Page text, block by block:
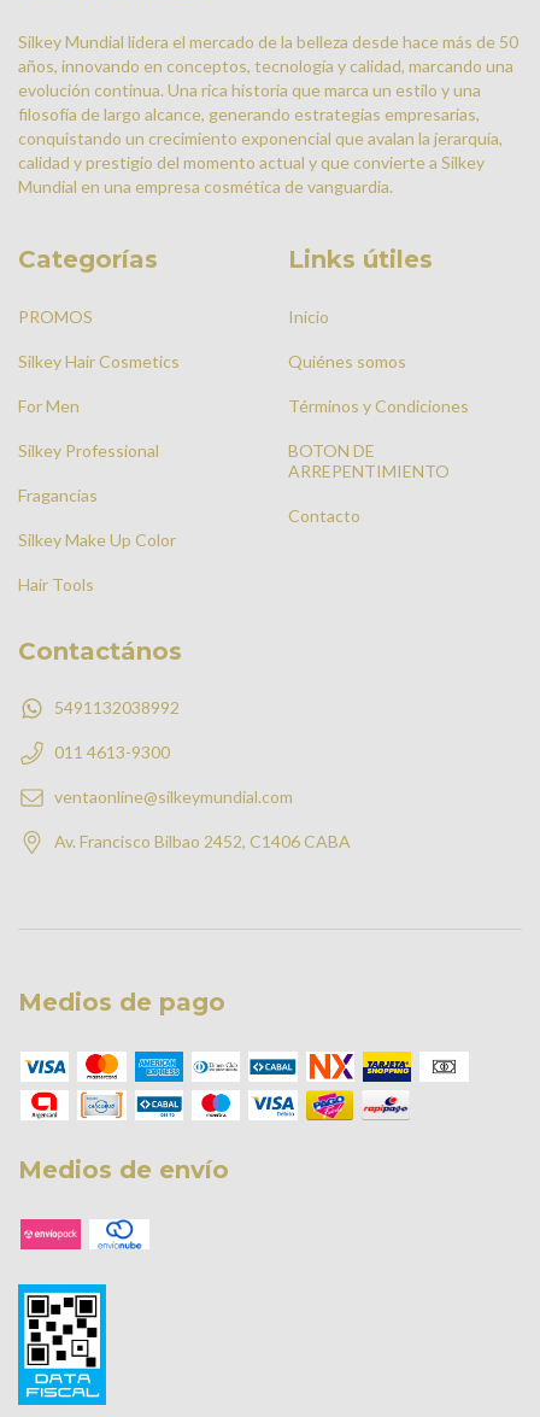
Silkey Mundial lidera el mercado de la belleza desde hace más de 50
años, innovando en conceptos, tecnología y calidad, marcando una
evolución continua. Una rica historia que marca un estilo y una
filosofía de largo alcance, generando estrategias empresarias,
conquistando un crecimiento exponencial que avalan la jerarquía,
calidad y prestigio del momento actual y que convierte a Silkey
Mundial en una empresa cosmética de vanguardia.
Categorías
PROMOS
Silkey Hair Cosmetics
For Men
Silkey Professional
Fragancias
Silkey Make Up Color
Hair Tools
Links útiles
Inicio
Quiénes somos
Términos y Condiciones
BOTON DE
ARREPENTIMIENTO
Contacto
Contactános
5491132038992
011 4613-9300
ventaonline@silkeymundial.com
Av. Francisco Bilbao 2452, C1406 CABA
Medios de pago
Medios de envío